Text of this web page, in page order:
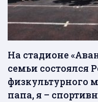
На стадионе
семьи состоялся
физкультурного
папа, я –